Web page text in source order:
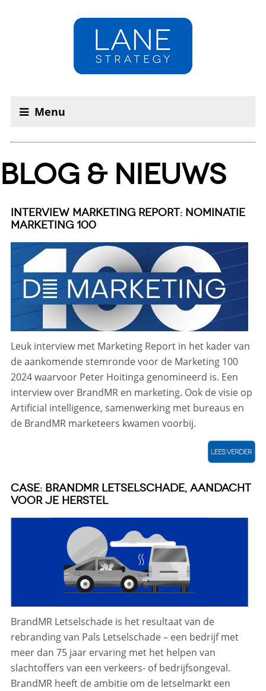
Menu
BLOG & NIEUWS
INTERVIEW MARKETING REPORT: NOMINATIE
MARKETING 100
Leuk interview met Marketing Report in het kader van
de aankomende stemronde voor de Marketing 100
2024 waarvoor Peter Hoitinga genomineerd is. Een
interview over BrandMR en marketing. Ook de visie op
Artificial intelligence, samenwerking met bureaus en
de BrandMR marketeers kwamen voorbij.
CASE: BRANDMR LETSELSCHADE, AANDACHT
VOOR JE HERSTEL
BrandMR Letselschade is het resultaat van de
rebranding van Pals Letselschade – een bedrijf met
meer dan 75 jaar ervaring met het helpen van
slachtoffers van een verkeers- of bedrijfsongeval.
BrandMR heeft de ambitie om de letselmarkt een